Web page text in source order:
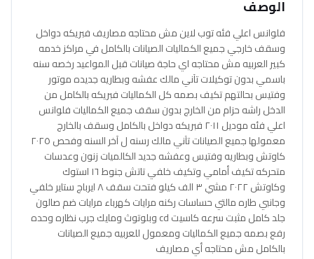
الوصف
فلوانس اعلي فئه توب لاين مش محتاجه مصاريف فبريكه دواخل
وسقف خارجي جميع الكماليات الصيانات بالكامل في مراكز خدمه
كبير العربيه مش محتاجه اي حاجة صيانات قبل المواعيد رخصه سنه
باسمي بدون توكيلات تآني مالك عفشه وبطاريه جديده موتور
وفتيس بحالتهم تكيف بصمه كل الكماليات فبريكه بالكامل من
الدخل راشه حزام من الخارج بدون سقف جميع الكماليات فلوانس
اعلي فئه موديل ٢٠١١ فبريكه دواخل بالكامل وسقف بالخارج
معمولها جميع الصيانات تآني مالك رسنه ل آخر السنه وفحص ٢٠٢٥
كاوتش وبطاريه وفتيس وعفشه جديد الكالميات زنون وعدسات
متحركه تكيف أمامي وتكيف خلفي تاتش جنوط ١٦ استوك
وكاوتش ٢٠٢٢ مشي ٣ الف كيلو فتحت سقف ٨ ايرباج ستاير خلفي
وجانبي طاره مالتي حساسات ركنه مرايات كهرباء مرايات ضم صالون
جلد كامل مثبت سرعه كاسيت cd وبلوتوث ومايك جرب نظاره وحده
رفع بصمه جميع الكماليات ومعمول للعربيه جميع الصيانات
بالكامل مش محتاجه أي مصاريف